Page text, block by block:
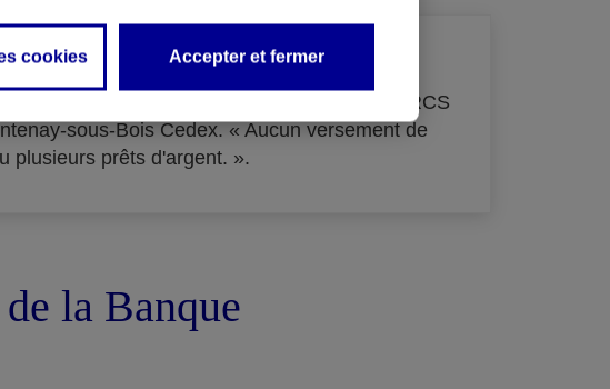
capital de 33 855 000 € - immatriculée au RCS
sous-Bois Cedex. « Aucun versement de
plusieurs prêts d'argent. ».
la Banque
cookies Accepter et fermer